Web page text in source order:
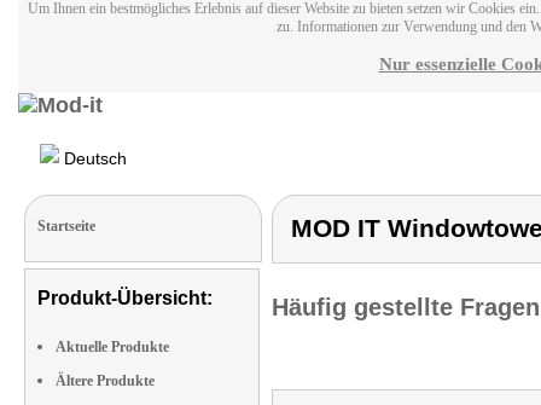
Um Ihnen ein bestmögliches Erlebnis auf dieser Website zu bieten setzen wir Cookies
zu. Informationen zur Verwendung und den
Nur essenzielle
Deutsch
Startseite
Produkt-Übersicht:
Aktuelle Produkte
Ältere Produkte
MOD IT
Häufig gestellte